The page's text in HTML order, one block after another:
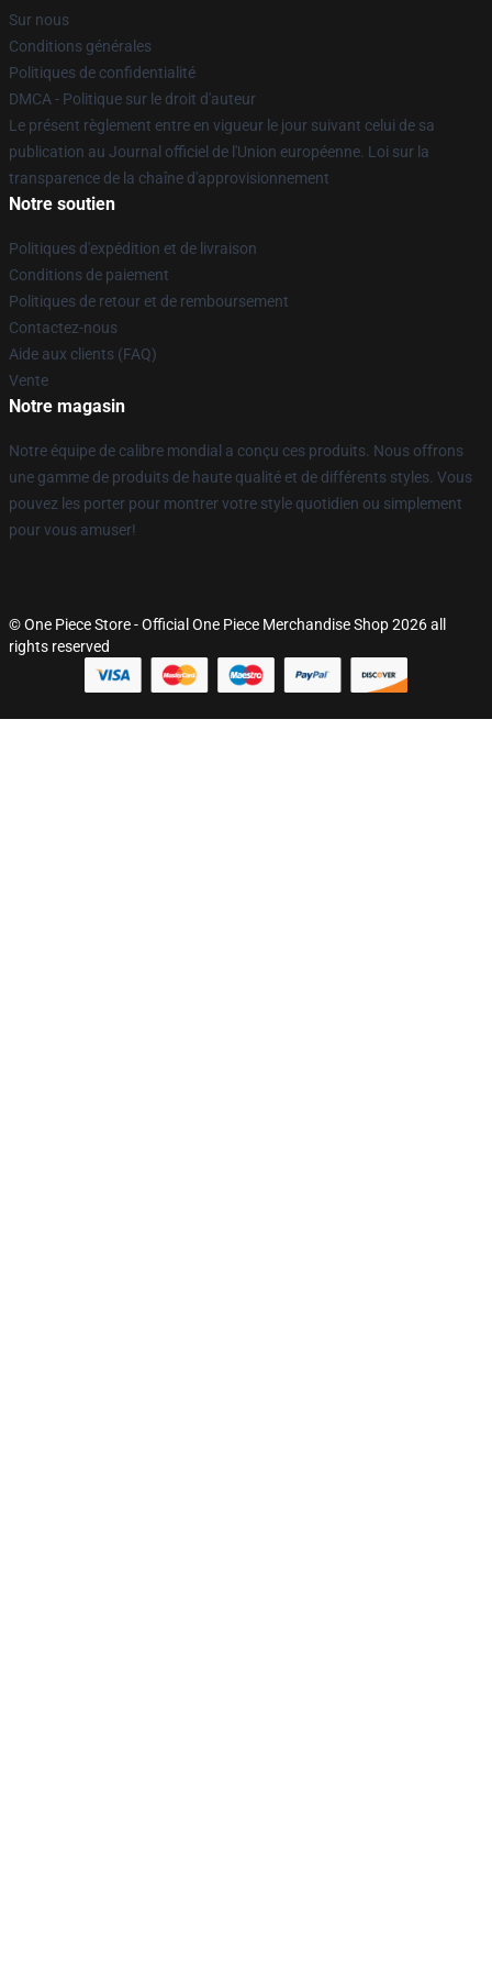
Sur nous
Conditions générales
Politiques de confidentialité
DMCA - Politique sur le droit d'auteur
Le présent règlement entre en vigueur le jour suivant celui de sa
publication au Journal officiel de l'Union européenne. Loi sur la
transparence de la chaîne d'approvisionnement
Notre soutien
Politiques d'expédition et de livraison
Conditions de paiement
Politiques de retour et de remboursement
Contactez-nous
Aide aux clients (FAQ)
Vente
Notre magasin
Notre équipe de calibre mondial a conçu ces produits. Nous offrons
une gamme de produits de haute qualité et de différents styles. Vous
pouvez les porter pour montrer votre style quotidien ou simplement
pour vous amuser!
© One Piece Store - Official One Piece Merchandise Shop 2026 all
rights reserved